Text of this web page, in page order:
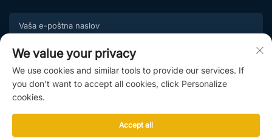
Naročite se
Pridružite se našemu naročniškemu seznamu in uživajte
ekskluzivne ponudbe ter strokovne nasvete.
We value your privacy
We use cookies and similar tools to provide our services. If
you don't want to accept all cookies, click Personalize
cookies.
Accept all